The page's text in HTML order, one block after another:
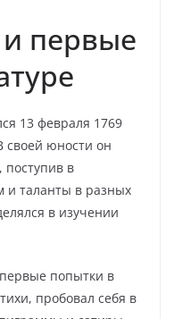
первые
13 февраля 1769
своей юности он
поступив в
и таланты в разных
в изучении
попытки в
пробовал себя в